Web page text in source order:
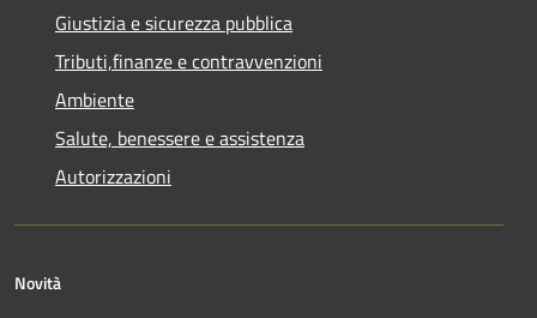
Giustizia e sicurezza pubblica
Tributi,finanze e contravvenzioni
Ambiente
Salute, benessere e assistenza
Autorizzazioni
Novità